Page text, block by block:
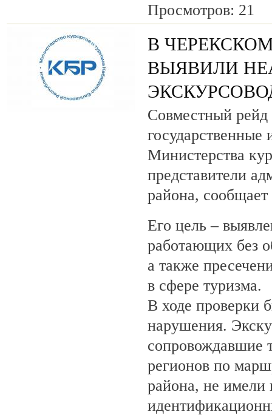
Просмотров: 21
В
ВЫЯВИЛИ
Совместный рейд
государственные
Министерства
представители
района,
Его цель –
работающих без
а также
в сфере туризма.
В ходе проверки
нарушения.
сопровождавшие
регионов по
района, не имели